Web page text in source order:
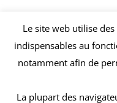
Le site web utilise
indispensables au
notamment afin de
La plupart des